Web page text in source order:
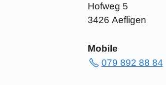
Hofweg 5
3426 Aefligen
Mobile
079 892 88 84